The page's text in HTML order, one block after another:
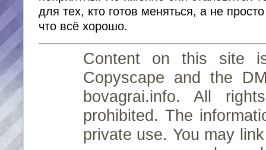
для тех, кто готов меняться, а не
что всё хорошо.
Content on this site
Copyscape and the
bovagrai.info. All
prohibited. The
private use. You may